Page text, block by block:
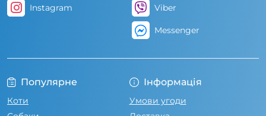
Популярне
Коти
Інформація
Умови угоди
Instagram Viber
Messenger